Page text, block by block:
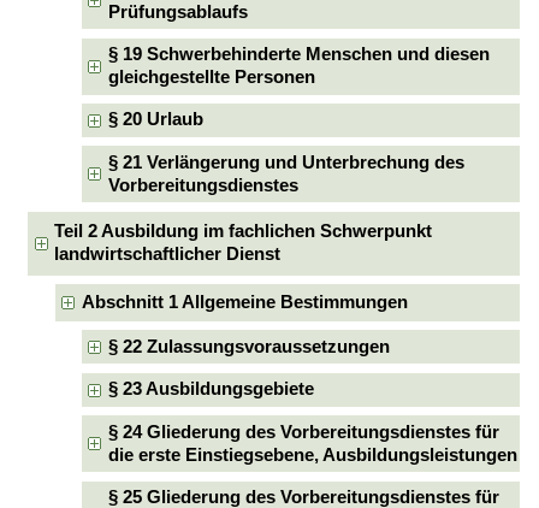
Prüfungsablaufs
§ 19 Schwerbehinderte Menschen und diesen
gleichgestellte Personen
§ 20 Urlaub
§ 21 Verlängerung und Unterbrechung des
Vorbereitungsdienstes
Teil 2 Ausbildung im fachlichen Schwerpunkt
landwirtschaftlicher Dienst
Abschnitt 1 Allgemeine Bestimmungen
§ 22 Zulassungsvoraussetzungen
§ 23 Ausbildungsgebiete
§ 24 Gliederung des Vorbereitungsdienstes für
die erste Einstiegsebene, Ausbildungsleistungen
§ 25 Gliederung des Vorbereitungsdienstes für